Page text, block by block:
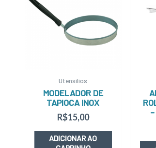
Utensílios
MODELADOR DE
TAPIOCA INOX
R$15,00
ADICIONAR AO